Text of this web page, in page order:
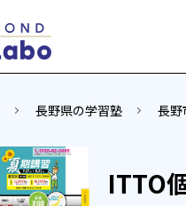
長野県の学習塾 長野
ITTO